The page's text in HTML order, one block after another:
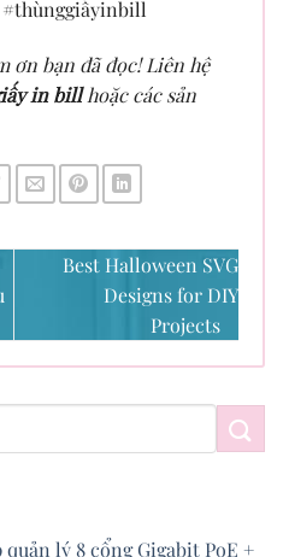
ơn bạn đã đọc! Liên hệ
in billhoặc các sản
Best Halloween SVG
Designs for DIY
Projects
lý 8 cổng Gigabit PoE +